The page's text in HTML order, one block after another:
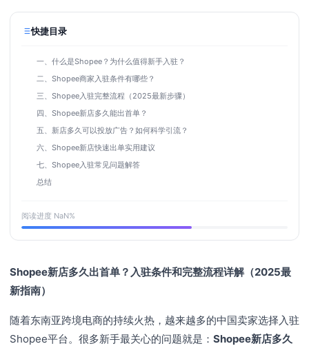
快捷目录
一、什么是Shopee？为什么值得新手入驻？
二、Shopee商家入驻条件有哪些？
三、Shopee入驻完整流程（2025最新步骤）
四、Shopee新店多久能出首单？
五、新店多久可以投放广告？如何科学引流？
六、Shopee新店快速出单实用建议
七、Shopee入驻常见问题解答
总结
阅读进度 NaN%
Shopee新店多久出首单？入驻条件和完整流程详解（2025最
新指南）
随着东南亚跨境电商的持续火热，越来越多的中国卖家选择入驻
Shopee平台。很多新手最关心的问题就是： Shopee新店多久